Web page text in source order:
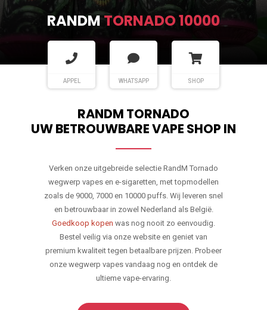
RANDMTORNADO 9000
APPEL WHATSAPP SHOP
RANDM TORNADO
UW BETROUWBARE VAPE SHOP IN
Verken onze uitgebreide selectie RandM Tornado
wegwerp vapes en e-sigaretten, met topmodellen
zoals de 9000, 7000 en 10000 puffs. Wij leveren snel
en betrouwbaar in zowel Nederland als België.
Goedkoop kopen was nog nooit zo eenvoudig.
Bestel veilig via onze website en geniet van
premium kwaliteit tegen betaalbare prijzen. Probeer
onze wegwerp vapes vandaag nog en ontdek de
ultieme vape-ervaring.